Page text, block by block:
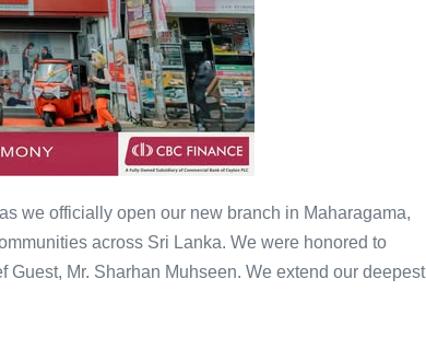
we officially open our new branch in Maharagama,
across Sri Lanka. We were honored to
Mr. Sharhan Muhseen. We extend our deepest